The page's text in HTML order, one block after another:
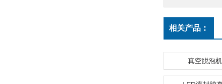
相关产品：
真空脱泡